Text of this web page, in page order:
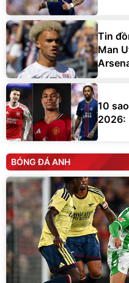
Tin
Man
10
2026:
BÓNG ĐÁ ANH